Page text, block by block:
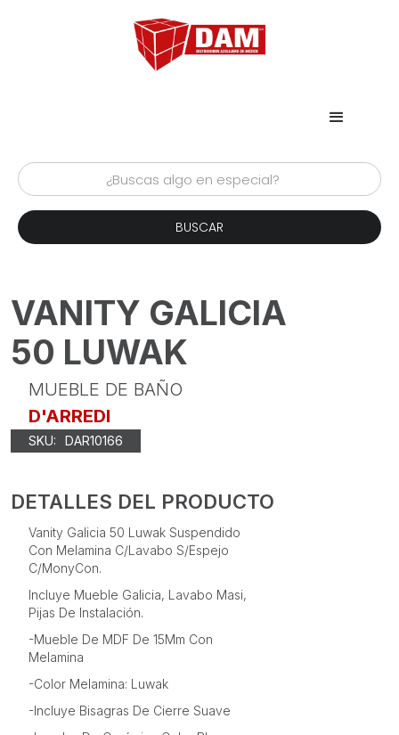
VANITY GALICIA
50 LUWAK
MUEBLE DE BAÑO
D'ARREDI
SKU: DAR10166
DETALLES DEL PRODUCTO
Vanity Galicia 50 Luwak Suspendido
Con Melamina C/Lavabo S/Espejo
C/MonyCon.
Incluye Mueble Galicia, Lavabo Masi,
Pijas De Instalación.
-Mueble De MDF De 15Mm Con
Melamina
-Color Melamina: Luwak
-Incluye Bisagras De Cierre Suave